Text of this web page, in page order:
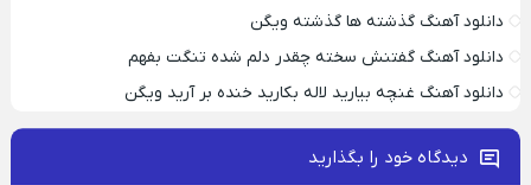
دانلود آهنگ گذشته ها گذشته ویگن
دانلود آهنگ گفتنش سخته چقدر دلم شده تنگت بفهم
دانلود آهنگ غنچه بیارید لاله بکارید خنده بر آرید ویگن
دیدگاه خود را بگذارید